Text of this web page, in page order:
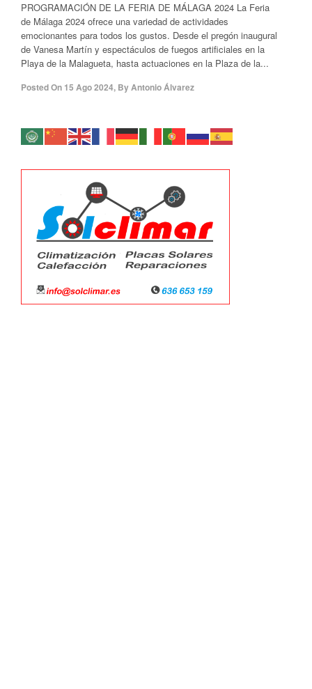
PROGRAMACIÓN DE LA FERIA DE MÁLAGA 2024 La Feria
de Málaga 2024 ofrece una variedad de actividades
emocionantes para todos los gustos. Desde el pregón inaugural
de Vanesa Martín y espectáculos de fuegos artificiales en la
Playa de la Malagueta, hasta actuaciones en la Plaza de la...
Posted On 15 Ago 2024, ByAntonio Álvarez